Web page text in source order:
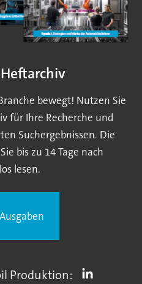
bewegt! Nutzen Sie
für Ihre Recherche und
Suchergebnissen. Die
bis zu 14 Tage nach
lesen.
Produktion: